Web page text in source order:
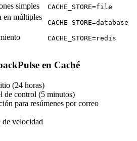
simples CACHE_STORE=file
en múltiples
CACHE_STORE=database
CACHE_STORE=redis
en Caché
(24 horas)
de control (5 minutos)
para resúmenes por correo
de velocidad